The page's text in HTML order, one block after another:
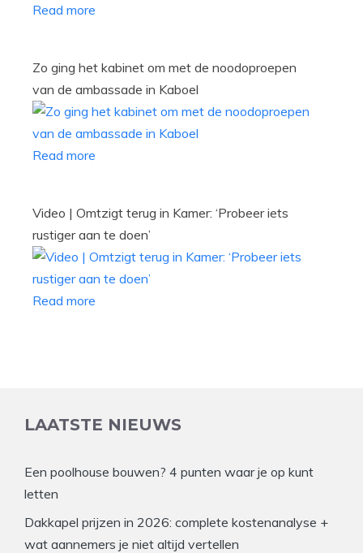
Read more
Zo ging het kabinet om met de noodoproepen
van de ambassade in Kaboel
Read more
Video | Omtzigt terug in Kamer: ‘Probeer iets
rustiger aan te doen’
Read more
LAATSTE NIEUWS
Een poolhouse bouwen? 4 punten waar je op kunt
letten
Dakkapel prijzen in 2026: complete kostenanalyse +
wat aannemers je niet altijd vertellen